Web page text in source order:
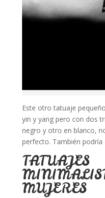
Este otro tatuaje
yin y yang pero con dos
negro y otro en blanco,
perfecto. También
TATUAJES
MUJERES